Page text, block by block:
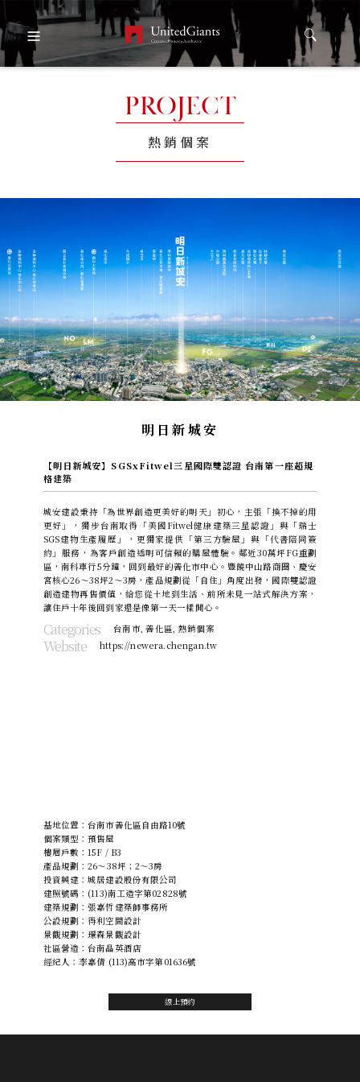
PROJECT
熱銷個案
明日新城安
【明日新城安】SGSxFitwel三星國際雙認證 台南第一座超規
格建築
城安建設秉持「為世界創造更美好的明天」初心，主張「換不掉的用
更好」，獨步台南取得「美國Fitwel健康建築三星認證」與「瑞士
SGS建物生產履歷」，更獨家提供「第三方驗屋」與「代書陪同簽
約」服務，為客戶創造透明可信賴的購屋體驗。鄰近30萬坪FG重劃
區，南科車行5分鐘，回到最好的善化市中心。豐饒中山路商圈、慶安
宮核心26～38坪2～3房，產品規劃從「自住」角度出發，國際雙認證
創造建物再售價值，給您從土地到生活、前所未見一站式解決方案，
讓住戶十年後回到家還是像第一天一樣開心。
Categories 台南市, 善化區, 熱銷個案
Website https://newera.chengan.tw
基地位置：台南市善化區自由路10號
個案類型：預售屋
樓層戶數：15F / B3
產品規劃：26～38坪；2～3房
投資興建：城居建設股份有限公司
建照號碼：(113)南工造字第02828號
建築規劃：張嘉哲建築師事務所
公設規劃：得利空間設計
景觀規劃：璟森景觀設計
社區營造：台南晶英酒店
經紀人：李嘉倩 (113)高市字第01636號
線上預約